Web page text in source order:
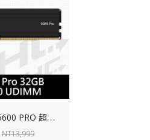
美
光 32GB DDR5 5600 PRO 超頻 黑散熱片
NT13,999